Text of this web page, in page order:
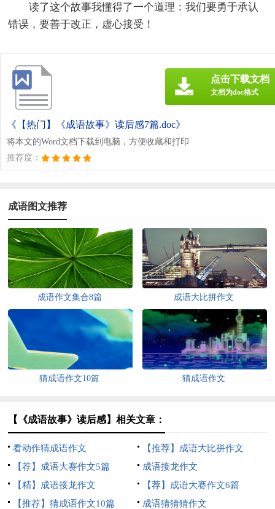
读了这个故事我懂得了一个道理：我们要勇于承认
错误，要善于改正，虚心接受！
《【热门】《成语故事》读后感7篇.doc》
将本文的Word文档下载到电脑，方便收藏和打印
推荐度：
点击下载文档
文档为doc格式
成语图文推荐
成语作文集合8篇 成语大比拼作文
猜成语作文10篇 猜成语作文
【《成语故事》读后感】相关文章：
看动作猜成语作文
【推荐】成语大比拼作文
【荐】成语大赛作文5篇
成语接龙作文
【精】成语接龙作文
【荐】成语大赛作文6篇
【推荐】猜成语作文10篇
成语猜猜猜作文